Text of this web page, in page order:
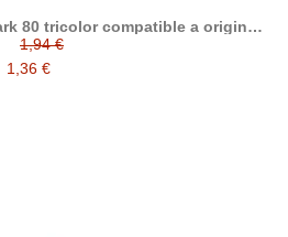
80 tricolor compatible a original
012A1980E
1,94 €
1,36 €